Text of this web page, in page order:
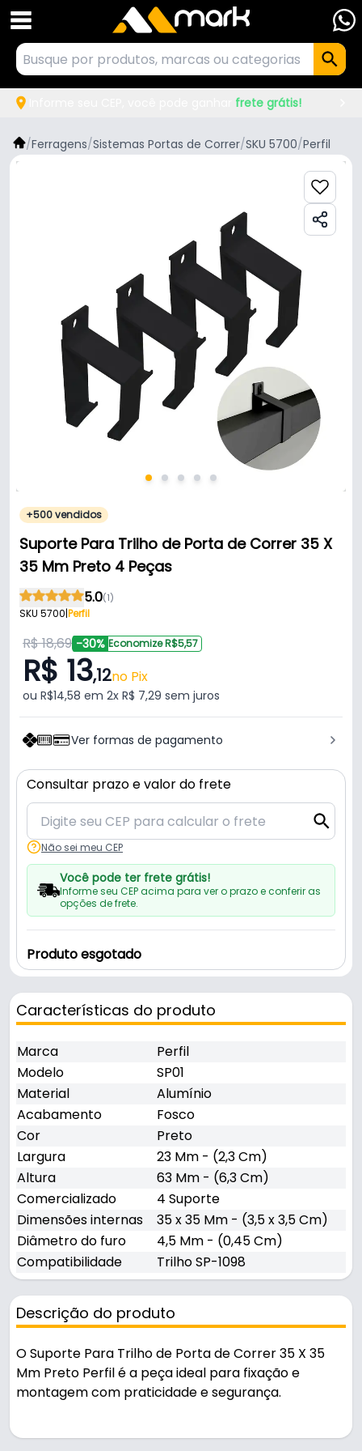
frete grátis!
/Ferragens/Sistemas Portas de Correr/SKU 5700/Perfil
+500 vendidos
Suporte Para Trilho de Porta de Correr 35 X
35 Mm Preto 4 Peças
5.0(1)
SKU 5700|Perfil
R$ 18,69 -30% Economize R$5,57
R$ 13,12no Pix
ou R$14,58 em 2x R$ 7,29 sem juros
Ver formas de pagamento
Consultar prazo e valor do frete
Não sei meu CEP
Você pode ter frete grátis!
Informe seu CEP acima para ver o prazo e conferir as
opções de frete.
Produto esgotado
Características do produto
Marca
Perfil
Modelo
SP01
Material
Alumínio
Acabamento
Fosco
Cor
Preto
Largura
23 Mm - (2,3 Cm)
Altura
63 Mm - (6,3 Cm)
Comercializado
4 Suporte
Dimensões internas
35 x 35 Mm - (3,5 x 3,5 Cm)
Diâmetro do furo
4,5 Mm - (0,45 Cm)
Compatibilidade
Trilho SP-1098
Descrição do produto
O Suporte Para Trilho de Porta de Correr 35 X 35
Mm Preto Perfil é a peça ideal para fixação e
montagem com praticidade e segurança.